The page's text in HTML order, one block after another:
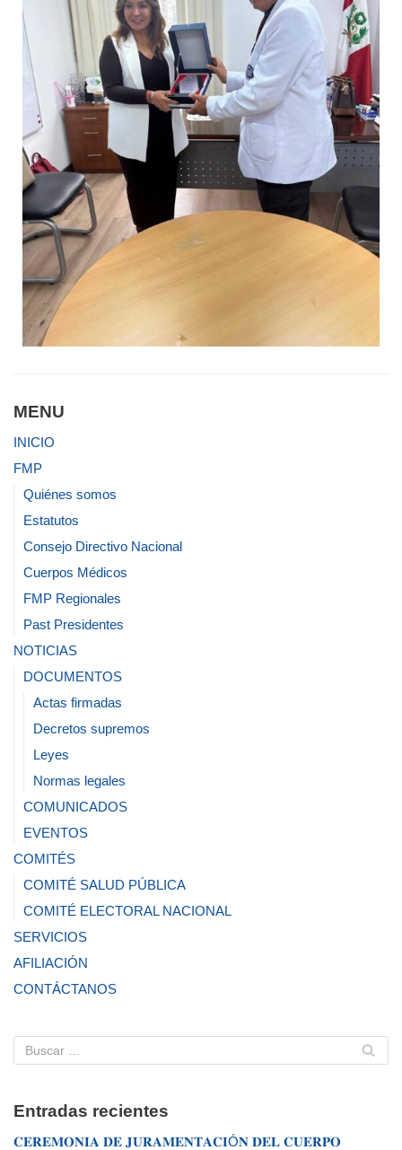
MENU
INICIO
FMP
Quiénes somos
Estatutos
Consejo Directivo Nacional
Cuerpos Médicos
FMP Regionales
Past Presidentes
NOTICIAS
DOCUMENTOS
Actas firmadas
Decretos supremos
Leyes
Normas legales
COMUNICADOS
EVENTOS
COMITÉS
COMITÉ SALUD PÚBLICA
COMITÉ ELECTORAL NACIONAL
SERVICIOS
AFILIACIÓN
CONTÁCTANOS
Entradas recientes
𝐂𝐄𝐑𝐄𝐌𝐎𝐍𝐈𝐀 𝐃𝐄 𝐉𝐔𝐑𝐀𝐌𝐄𝐍𝐓𝐀𝐂𝐈Ó𝐍 𝐃𝐄𝐋 𝐂𝐔𝐄𝐑𝐏𝐎